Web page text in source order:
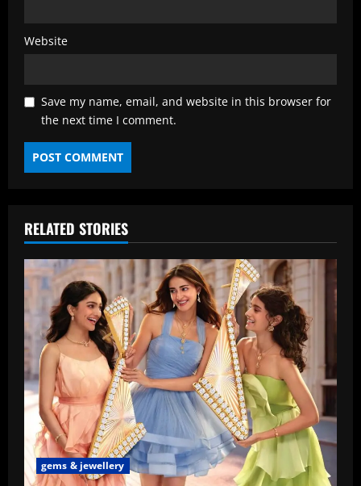
Website
Save my name, email, and website in this browser for
the next time I comment.
RELATED STORIES
gems & jewellery